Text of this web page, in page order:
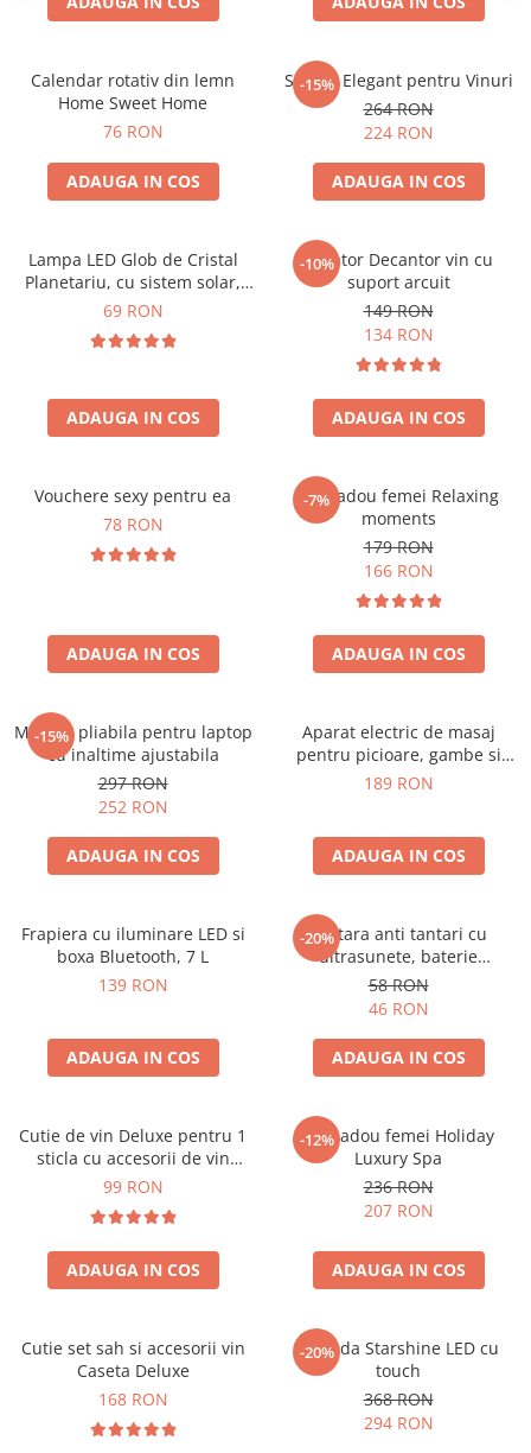
Calendar rotativ din lemn
Home Sweet Home
76 RON
ADAUGA IN COS
-15%
Suport Elegant pentru Vinuri
264 RON
224 RON
ADAUGA IN COS
Lampa LED Glob de Cristal
Planetariu, cu sistem solar,
cadou captivant
69 RON
ADAUGA IN COS
-10%
Aerator Decantor vin cu
suport arcuit
149 RON
134 RON
ADAUGA IN COS
Vouchere sexy pentru ea
78 RON
ADAUGA IN COS
-7%
Set cadou femei Relaxing
moments
179 RON
166 RON
ADAUGA IN COS
-15%
Masuta pliabila pentru laptop
cu inaltime ajustabila
297 RON
252 RON
ADAUGA IN COS
Aparat electric de masaj
pentru picioare, gambe si
brate
189 RON
ADAUGA IN COS
Frapiera cu iluminare LED si
boxa Bluetooth, 7 L
139 RON
ADAUGA IN COS
-20%
Bratara anti tantari cu
ultrasunete, baterie
reincarcabila 90mAh
58 RON
46 RON
ADAUGA IN COS
Cutie de vin Deluxe pentru 1
sticla cu accesorii de vin
incluse piele ecologica de
99 RON
ADAUGA IN COS
-12%
Set cadou femei Holiday
Luxury Spa
236 RON
207 RON
ADAUGA IN COS
Cutie set sah si accesorii vin
Caseta Deluxe
168 RON
-20%
Oglinda Starshine LED cu
touch
368 RON
294 RON